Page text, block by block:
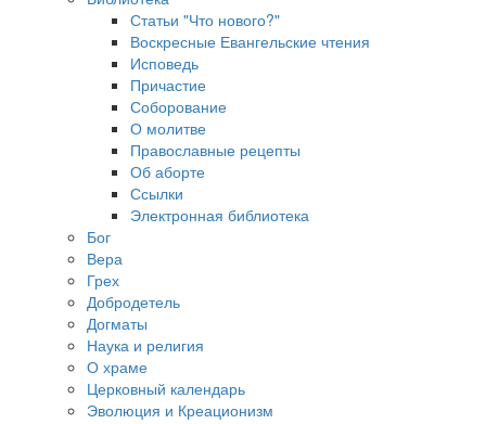
Статьи "Что нового?"
Воскресные Евангельские чтения
Исповедь
Причастие
Соборование
О молитве
Православные рецепты
Об аборте
Ссылки
Электронная библиотека
Бог
Вера
Грех
Добродетель
Догматы
Наука и религия
О храме
Церковный календарь
Эволюция и Креационизм